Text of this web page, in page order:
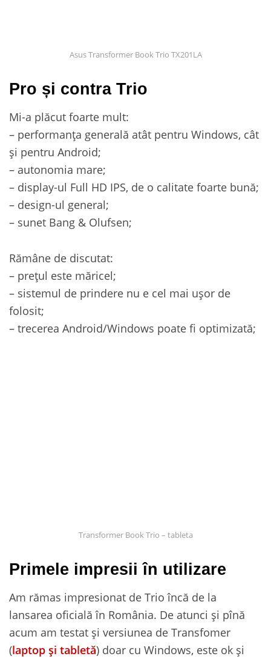
Asus Transformer Book Trio TX201LA
Pro și contra Trio
Mi-a plăcut foarte mult:
– performanța generală atât pentru Windows, cât
și pentru Android;
– autonomia mare;
– display-ul Full HD IPS, de o calitate foarte bună;
– design-ul general;
– sunet Bang & Olufsen;
Rămâne de discutat:
– prețul este măricel;
– sistemul de prindere nu e cel mai ușor de
folosit;
– trecerea Android/Windows poate fi optimizată;
Transformer Book Trio – tableta
Primele impresii în utilizare
Am rămas impresionat de Trio încă de la
lansarea oficială în România. De atunci și pînă
acum am testat și versiunea de Transfomer
(laptop și tabletă) doar cu Windows, este ok și